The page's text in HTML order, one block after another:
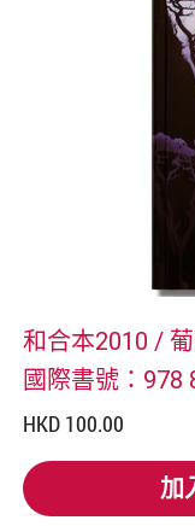
和合本2010 /
國際書號：978
HKD 100.00
加
加